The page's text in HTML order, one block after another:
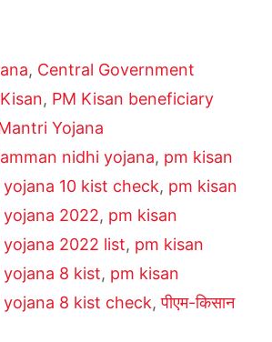
, Central Government
, PM Kisan beneficiary
Yojana
nidhi yojana, pm kisan
10 kist check, pm kisan
2022, pm kisan
2022 list, pm kisan
8 kist, pm kisan
8 kist check,पीएम-किसान